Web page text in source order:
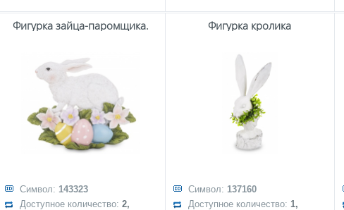
Фигурка зайца-паромщика.
Символ: 143323
Доступное количество: 2,
Фигурка кролика
Символ: 137160
Доступное количество: 1,